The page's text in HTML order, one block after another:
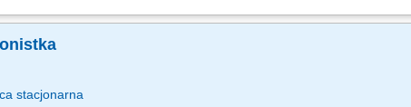
recepcji, przyjmowanie gości oraz udzielanie informacji. Obsługa połączeń
stacjonarna